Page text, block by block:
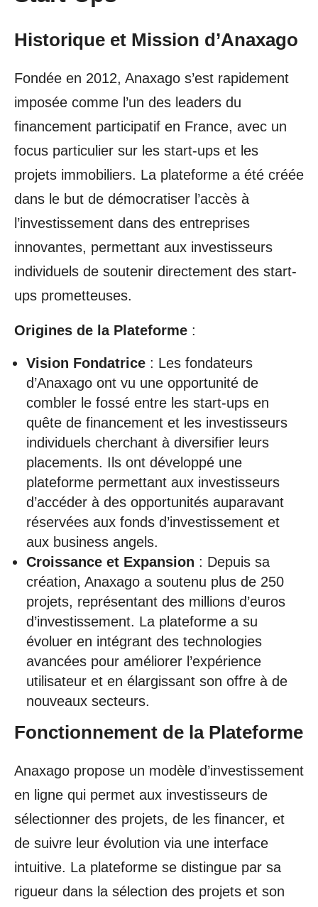
Historique et Mission d’Anaxago
Fondée en 2012, Anaxago s’est rapidement
imposée comme l’un des leaders du
financement participatif en France, avec un
focus particulier sur les start-ups et les
projets immobiliers. La plateforme a été créée
dans le but de démocratiser l’accès à
l’investissement dans des entreprises
innovantes, permettant aux investisseurs
individuels de soutenir directement des start-
ups prometteuses.
Origines de la Plateforme :
Vision Fondatrice : Les fondateurs
d’Anaxago ont vu une opportunité de
combler le fossé entre les start-ups en
quête de financement et les investisseurs
individuels cherchant à diversifier leurs
placements. Ils ont développé une
plateforme permettant aux investisseurs
d’accéder à des opportunités auparavant
réservées aux fonds d’investissement et
aux business angels.
Croissance et Expansion : Depuis sa
création, Anaxago a soutenu plus de 250
projets, représentant des millions d’euros
d’investissement. La plateforme a su
évoluer en intégrant des technologies
avancées pour améliorer l’expérience
utilisateur et en élargissant son offre à de
nouveaux secteurs.
Fonctionnement de la Plateforme
Anaxago propose un modèle d’investissement
en ligne qui permet aux investisseurs de
sélectionner des projets, de les financer, et
de suivre leur évolution via une interface
intuitive. La plateforme se distingue par sa
rigueur dans la sélection des projets et son